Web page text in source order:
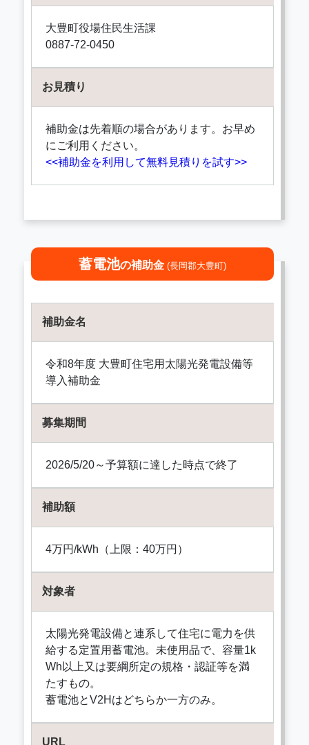
大豊町役場住民生活課
0887-72-0450
お見積り
補助金は先着順の場合があります。お早め
にご利用ください。
<<補助金を利用して無料見積りを試す>>
蓄電池の補助金 (長岡郡大豊町)
補助金名
令和8年度 大豊町住宅用太陽光発電設備等
導入補助金
募集期間
2026/5/20～予算額に達した時点で終了
補助額
4万円/kWh（上限：40万円）
対象者
太陽光発電設備と連系して住宅に電力を供
給する定置用蓄電池。未使用品で、容量1k
Wh以上又は要綱所定の規格・認証等を満
たすもの。
蓄電池とV2Hはどちらか一方のみ。
URL